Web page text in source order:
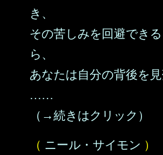
き、
その苦しみを回避でき
ら、
あなたは自分の背後を見
……
（→続きはクリック）
（ ニール・サイモン ）